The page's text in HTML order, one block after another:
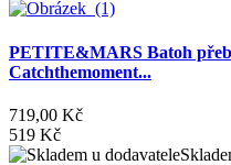
PETITE&MARS Batoh
Catchthemoment...
719,00 Kč
519 Kč